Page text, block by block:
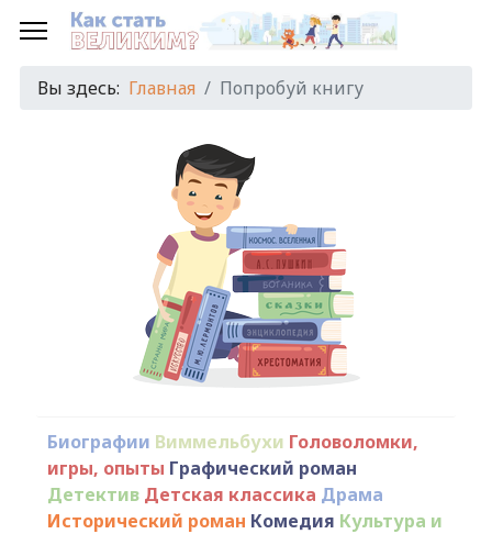
Вы здесь: Главная Попробуй книгу
Биографии Виммельбухи Головоломки,
игры, опыты Графический роман
Детектив Детская классика Драма
Исторический роман Комедия Культура и